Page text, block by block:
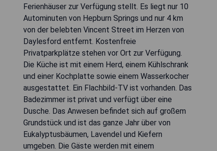
Ferienhäuser zur Verfügung stellt. Es liegt nur 10
Autominuten von Hepburn Springs und nur 4 km
von der belebten Vincent Street im Herzen von
Daylesford entfernt. Kostenfreie
Privatparkplätze stehen vor Ort zur Verfügung.
Die Küche ist mit einem Herd, einem Kühlschrank
und einer Kochplatte sowie einem Wasserkocher
ausgestattet. Ein Flachbild-TV ist vorhanden. Das
Badezimmer ist privat und verfügt über eine
Dusche. Das Anwesen befindet sich auf großem
Grundstück und ist das ganze Jahr über von
Eukalyptusbäumen, Lavendel und Kiefern
umgeben. Die Gäste werden mit einem